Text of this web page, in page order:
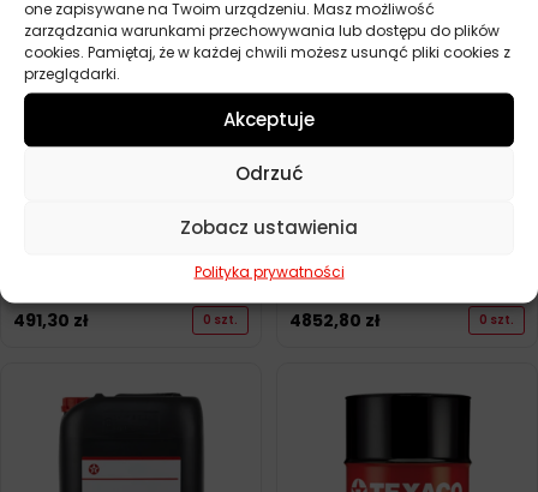
one zapisywane na Twoim urządzeniu. Masz możliwość
zarządzania warunkami przechowywania lub dostępu do plików
cookies. Pamiętaj, że w każdej chwili możesz usunąć pliki cookies z
przeglądarki.
Akceptuje
Odrzuć
Zobacz ustawienia
Polityka prywatności
TEXACO MEROPA 100 20L
491,30 zł 0 szt.
TEXACO MEROPA 150 208L
4852,80 zł 0 szt.